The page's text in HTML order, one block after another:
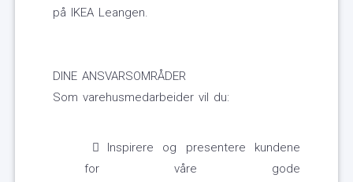
på IKEA Leangen.
DINE ANSVARSOMRÅDER
Som varehusmedarbeider vil du:
Inspirere og presentere kundene
for våre gode